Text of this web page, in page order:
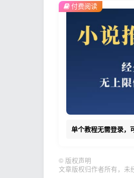
单个教程无需登录，
付费阅读
© 版权声明
文章版权归作者所有，未